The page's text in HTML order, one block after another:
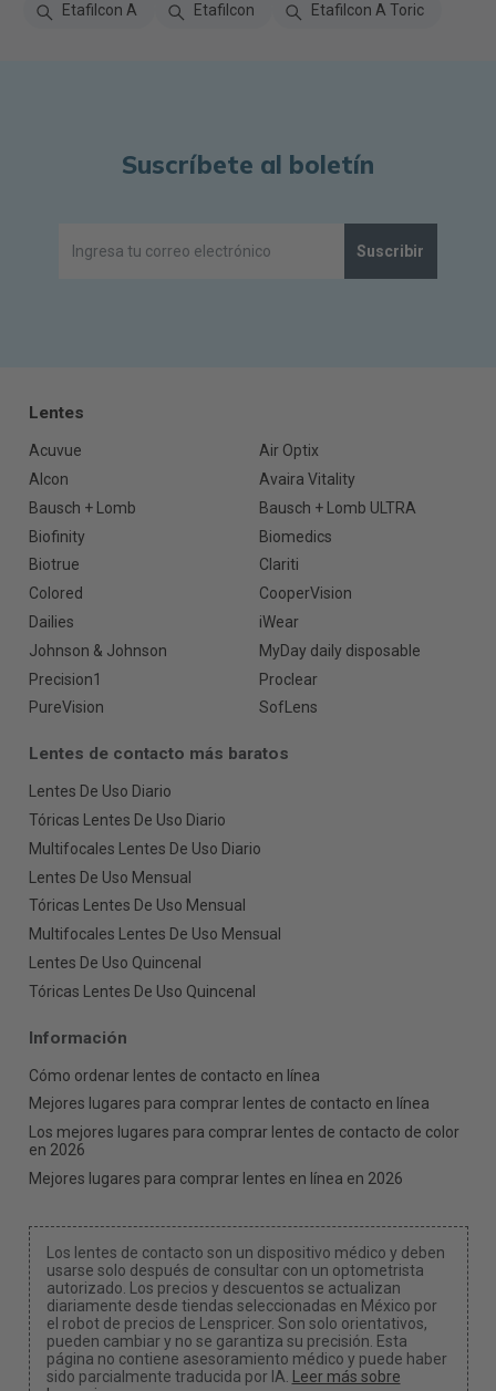
Etafilcon A
Etafilcon Etafilcon A Toric
Suscríbete al boletín
Suscribir
Lentes
Acuvue
Air Optix
Alcon
Avaira Vitality
Bausch + Lomb
Bausch + Lomb ULTRA
Biofinity
Biomedics
Biotrue
Clariti
Colored
CooperVision
Dailies
iWear
Johnson & Johnson
MyDay daily disposable
Precision1
Proclear
PureVision
SofLens
Lentes de contacto más baratos
Lentes De Uso Diario
Tóricas Lentes De Uso Diario
Multifocales Lentes De Uso Diario
Lentes De Uso Mensual
Tóricas Lentes De Uso Mensual
Multifocales Lentes De Uso Mensual
Lentes De Uso Quincenal
Tóricas Lentes De Uso Quincenal
Información
Cómo ordenar lentes de contacto en línea
Mejores lugares para comprar lentes de contacto en línea
Los mejores lugares para comprar lentes de contacto de color
en 2026
Mejores lugares para comprar lentes en línea en 2026
Los lentes de contacto son un dispositivo médico y deben
usarse solo después de consultar con un optometrista
autorizado. Los precios y descuentos se actualizan
diariamente desde tiendas seleccionadas en México por
el robot de precios de Lenspricer. Son solo orientativos,
pueden cambiar y no se garantiza su precisión. Esta
página no contiene asesoramiento médico y puede haber
sido parcialmente traducida por IA.
Leer más sobre